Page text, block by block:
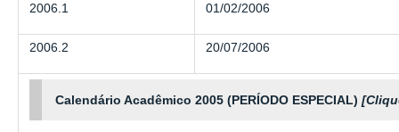
2006.1 01/02/2006
2006.2 20/07/2006
Calendário Acadêmico 2005 (PERÍODO ESPECIAL)